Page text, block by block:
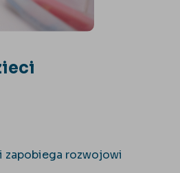
zapobiega rozwojowi